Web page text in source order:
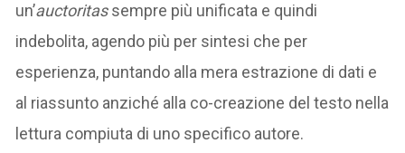
un’auctoritassempre più unificata e quindi
indebolita, agendo più per sintesi che per
esperienza, puntando alla mera estrazione di dati e
al riassunto anziché alla co-creazione del testo nella
lettura compiuta di uno specifico autore.